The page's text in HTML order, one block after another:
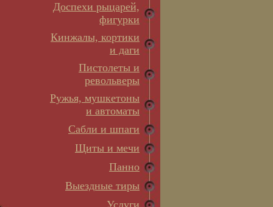
Доспехи рыцарей,
фигурки
Кинжалы, кортики
и даги
Пистолеты и
револьверы
Ружья, мушкетоны
и автоматы
Сабли и шпаги
Щиты и мечи
Панно
Выездные тиры
Услуги